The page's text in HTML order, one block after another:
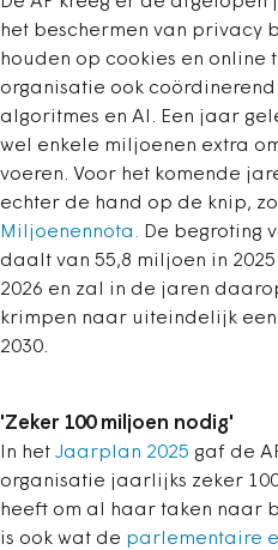
het beschermen van privacy
houden op cookies en online
organisatie ook
algoritmes en AI. Een jaar
wel enkele miljoenen extra
voeren. Voor het komende
echter de hand op de knip,
Miljoenennota. De begroting
daalt van 55,8 miljoen in
2026 en zal in de jaren
krimpen naar uiteindelijk
2030.
'Zeker 100 miljoen nodig'
In het Jaarplan 2025 gaf de
organisatie jaarlijks zeker
heeft om al haar taken naar
is ook wat de parlementaire